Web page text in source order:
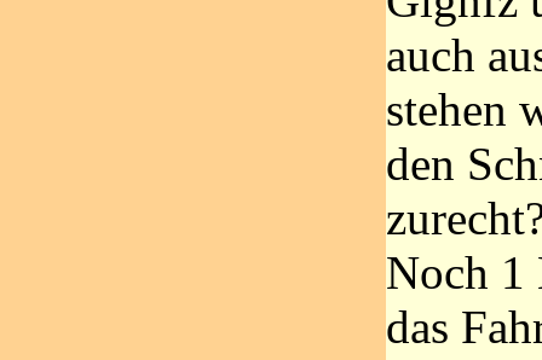
auch
stehen
den
Noch 1
das